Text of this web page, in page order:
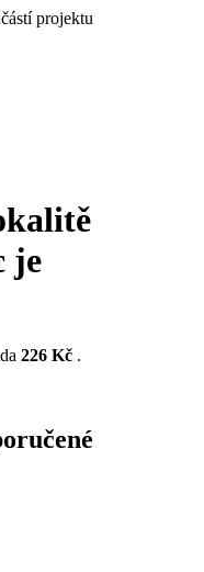
projektu
je
226 Kč .